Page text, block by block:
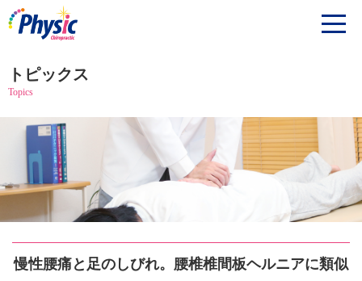
トピックス
Topics
慢性腰痛と足のしびれ。腰椎椎間板ヘルニアに類似